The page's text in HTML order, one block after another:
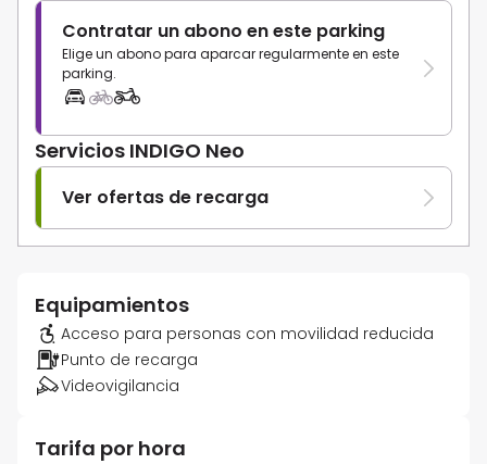
Contratar un abono en este parking
Elige un abono para aparcar regularmente en este
parking.
Servicios INDIGO Neo
Ver ofertas de recarga
Equipamientos
Acceso para personas con movilidad reducida
Punto de recarga
Videovigilancia
Tarifa por hora